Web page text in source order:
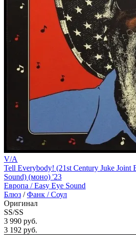
V/A
Tell Everybody! (21st Century Juke Joint
Sound) (моно) '23
Европа /Easy Eye Sound
Блюз /Фанк / Соул
Оригинал
SS/SS
3 990 руб.
3 192 руб.